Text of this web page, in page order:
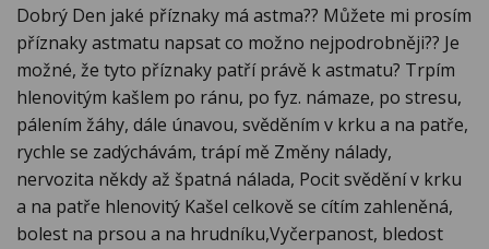
Dobrý Den jaké příznaky má astma?? Můžete mi prosím
příznaky astmatu napsat co možno nejpodrobněji?? Je
možné, že tyto příznaky patří právě k astmatu? Trpím
hlenovitým kašlem po ránu, po fyz. námaze, po stresu,
pálením žáhy, dále únavou, svěděním v krku a na patře,
rychle se zadýchávám, trápí mě Změny nálady,
nervozita někdy až špatná nálada, Pocit svědění v krku
a na patře hlenovitý Kašel celkově se cítím zahleněná,
bolest na prsou a na hrudníku,Vyčerpanost, bledost